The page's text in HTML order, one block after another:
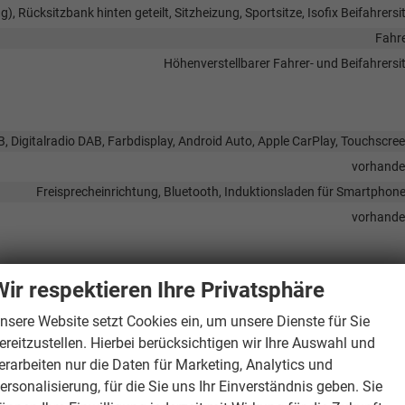
Rücksitzbank hinten geteilt, Sitzheizung, Sportsitze, Isofix
Höhenverstellbarer Fahrer- und
Digitalradio DAB, Farbdisplay, Android Auto, Apple CarPlay,
Freisprecheinrichtung, Bluetooth, Induktionsladen für
Kopfairbags Vorne, Beifahrerairbag abschaltbar, Seitenairbags
Spurwechselassistent, Fußgängererkennung,
Sensor, Notrufsystem, Abstandswarner,
respektieren Ihre Privatsphäre
Website setzt Cookies ein, um unsere Dienste für Sie
Hierbei berücksichtigen wir Ihre Auswahl und
nur die Daten für Marketing, Analytics und
für die Sie uns Ihr Einverständnis geben. Sie